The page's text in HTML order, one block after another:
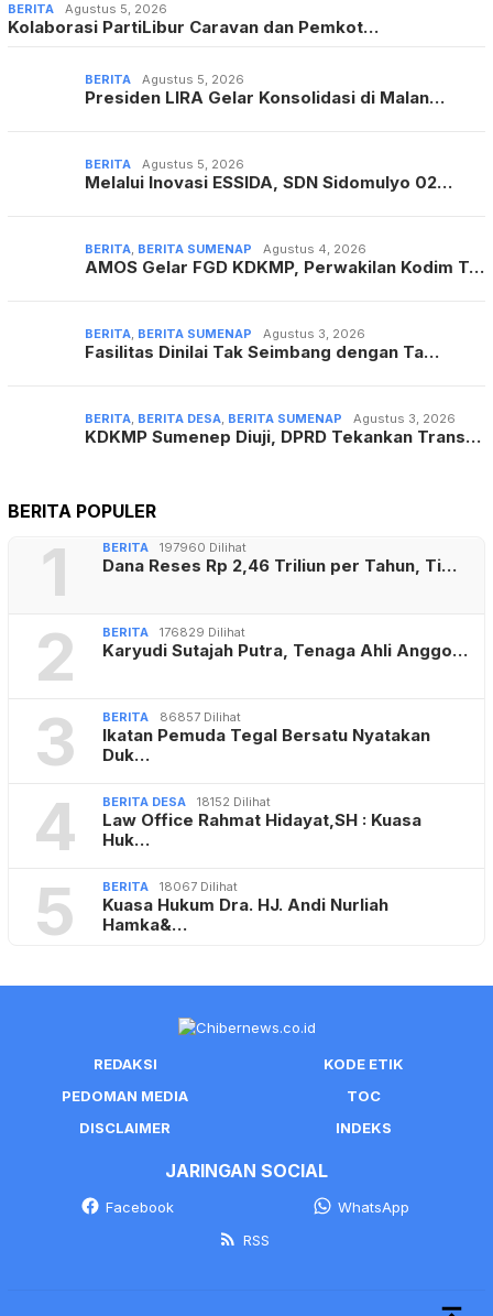
BERITA Agustus 5, 2026
Kolaborasi PartiLibur Caravan dan Pemkot…
BERITA Agustus 5, 2026
Presiden LIRA Gelar Konsolidasi di Malan…
BERITA Agustus 5, 2026
Melalui Inovasi ESSIDA, SDN Sidomulyo 02…
BERITA, BERITA SUMENAP Agustus 4, 2026
AMOS Gelar FGD KDKMP, Perwakilan Kodim T…
BERITA, BERITA SUMENAP Agustus 3, 2026
Fasilitas Dinilai Tak Seimbang dengan Ta…
BERITA, BERITA DESA, BERITA SUMENAP Agustus 3, 2026
KDKMP Sumenep Diuji, DPRD Tekankan Trans…
BERITA POPULER
1 BERITA 197960 Dilihat
Dana Reses Rp 2,46 Triliun per Tahun, Ti…
2 BERITA 176829 Dilihat
Karyudi Sutajah Putra, Tenaga Ahli Anggo…
3 BERITA 86857 Dilihat
Ikatan Pemuda Tegal Bersatu Nyatakan
Duk…
4 BERITA DESA 18152 Dilihat
Law Office Rahmat Hidayat,SH : Kuasa
Huk…
5 BERITA 18067 Dilihat
Kuasa Hukum Dra. HJ. Andi Nurliah
Hamka&…
REDAKSI
KODE ETIK
PEDOMAN MEDIA
TOC
DISCLAIMER
INDEKS
JARINGAN SOCIAL
Facebook
WhatsApp
RSS